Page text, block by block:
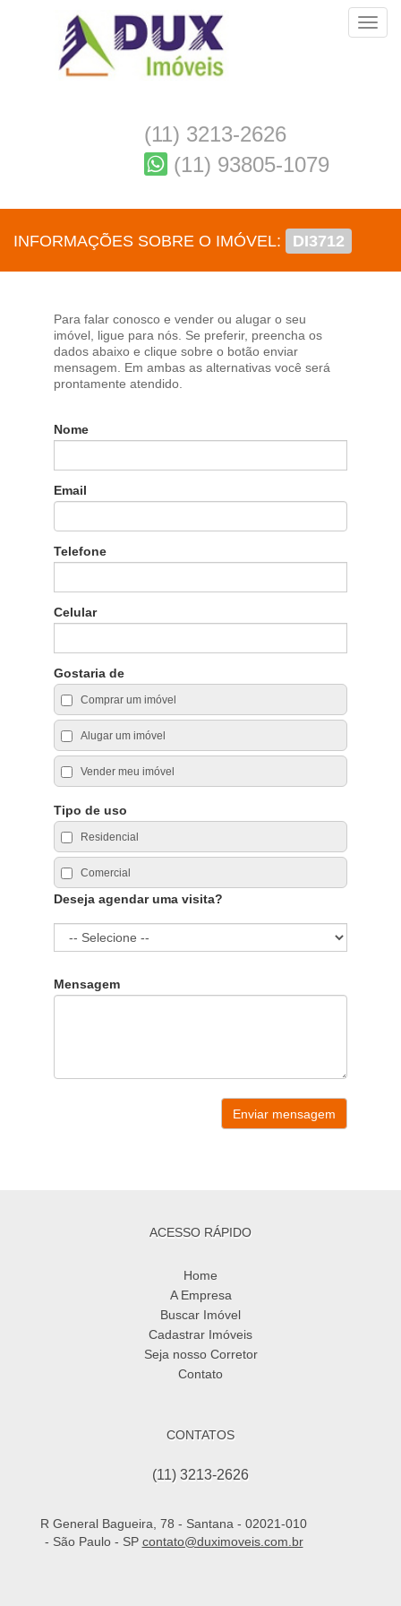
(11) 3213-2626
(11) 93805-1079
INFORMAÇÕES SOBRE O IMÓVEL: DI3712
Para falar conosco e vender ou alugar o seu
imóvel, ligue para nós. Se preferir, preencha os
dados abaixo e clique sobre o botão enviar
mensagem. Em ambas as alternativas você será
prontamente atendido.
Nome
Email
Telefone
Celular
Gostaria de
Comprar um imóvel
Alugar um imóvel
Vender meu imóvel
Tipo de uso
Residencial
Comercial
Deseja agendar uma visita?
Mensagem
ACESSO RÁPIDO
Home
A Empresa
Buscar Imóvel
Cadastrar Imóveis
Seja nosso Corretor
Contato
CONTATOS
(11) 3213-2626
R General Bagueira, 78 - Santana - 02021-010
- São Paulo - SP contato@duximoveis.com.br